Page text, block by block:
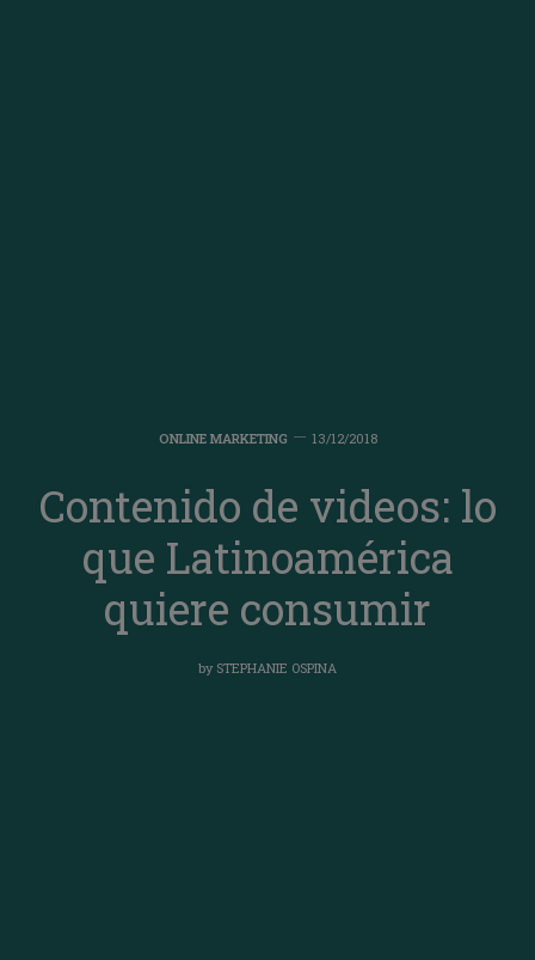
ONLINE MARKETING 13/12/2018
Contenido de videos: lo
que Latinoamérica
quiere consumir
by STEPHANIE OSPINA